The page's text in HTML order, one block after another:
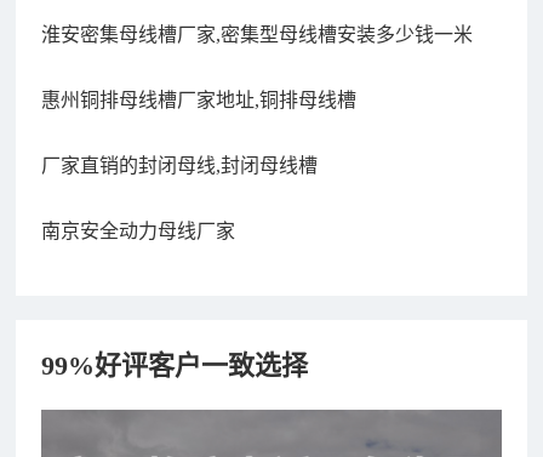
淮安密集母线槽厂家,密集型母线槽安装多少钱一米
惠州铜排母线槽厂家地址,铜排母线槽
厂家直销的封闭母线,封闭母线槽
南京安全动力母线厂家
99%好评客户一致选择